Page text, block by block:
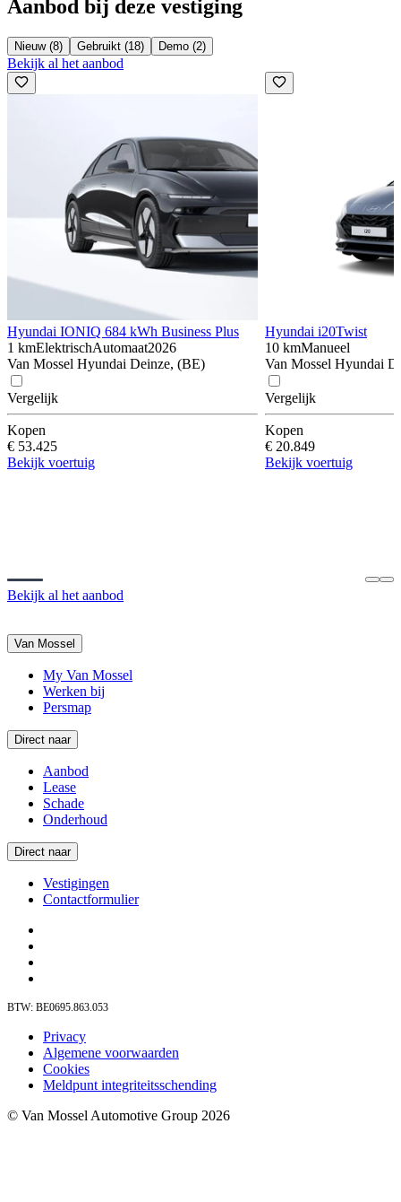
Aanbod bij deze vestiging
Nieuw (8) Gebruikt (18) Demo (2)
Bekijk al het aanbod
Hyundai IONIQ 684 kWh Business Plus
1 kmElektrischAutomaat2026
Van Mossel Hyundai Deinze, (BE)
Vergelijk
Kopen
€ 53.425
Bekijk voertuig
Hyundai i20Twist
10 kmManueel
Van Mossel Hyundai
Vergelijk
Kopen
€ 20.849
Bekijk voertuig
Bekijk al het aanbod
Van Mossel
My Van Mossel
Werken bij
Persmap
Direct naar
Aanbod
Lease
Schade
Onderhoud
Direct naar
Vestigingen
Contactformulier
BTW: BE0695.863.053
Privacy
Algemene voorwaarden
Cookies
Meldpunt integriteitsschending
© Van Mossel Automotive Group 2026